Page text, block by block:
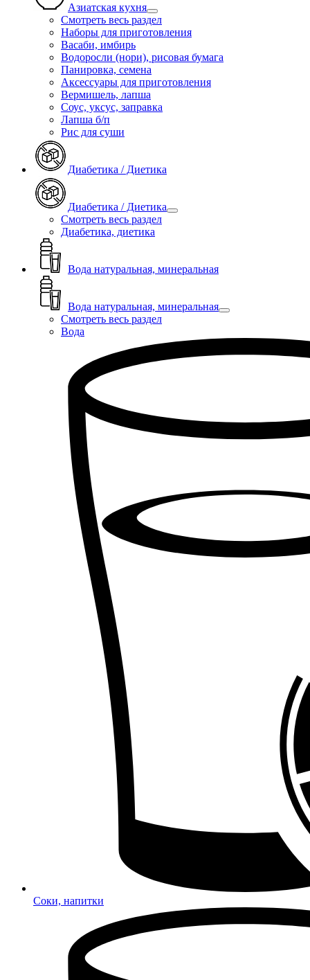
Азиатская кухня
Смотреть весь раздел
Наборы для приготовления
Васаби, имбирь
Водоросли (нори), рисовая бумага
Панировка, семена
Аксессуары для приготовления
Вермишель, лапша
Соус, уксус, заправка
Лапша б/п
Рис для суши
Диабетика / Диетика
Диабетика / Диетика
Смотреть весь раздел
Диабетика, диетика
Вода натуральная, минеральная
Вода натуральная, минеральная
Смотреть весь раздел
Вода
Соки, напитки